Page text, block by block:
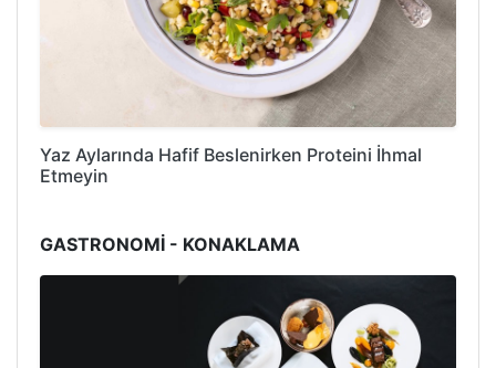
Yaz Aylarında Hafif Beslenirken Proteini İhmal
Etmeyin
GASTRONOMİ - KONAKLAMA